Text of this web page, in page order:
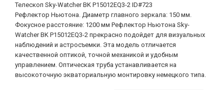
Телескоп Sky-Watcher BK P15012EQ3-2 ID#723
Рефлектор Ньютона. Диаметр главного зеркала: 150 мм.
Фокусное расстояние: 1200 мм Рефлектор Ньютона Sky-
Watcher BK P15012EQ3-2 прекрасно подойдет для визуальных
наблюдений и астросъемки. Эта модель отличается
качественной оптикой, точной механикой и удобным
управлением. Оптическая труба устанавливается на
высокоточную экваториальную монтировку немецкого типа.